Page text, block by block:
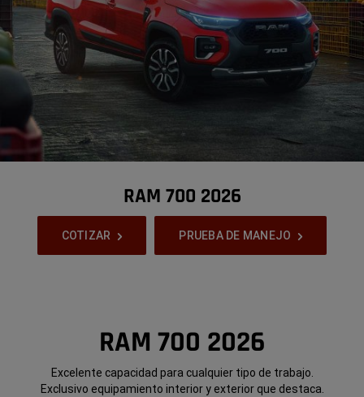
RAM 700 2026
COTIZAR
PRUEBA DE MANEJO
RAM 700 2026
Excelente capacidad para cualquier tipo de trabajo.
Exclusivo equipamiento interior y exterior que destaca.